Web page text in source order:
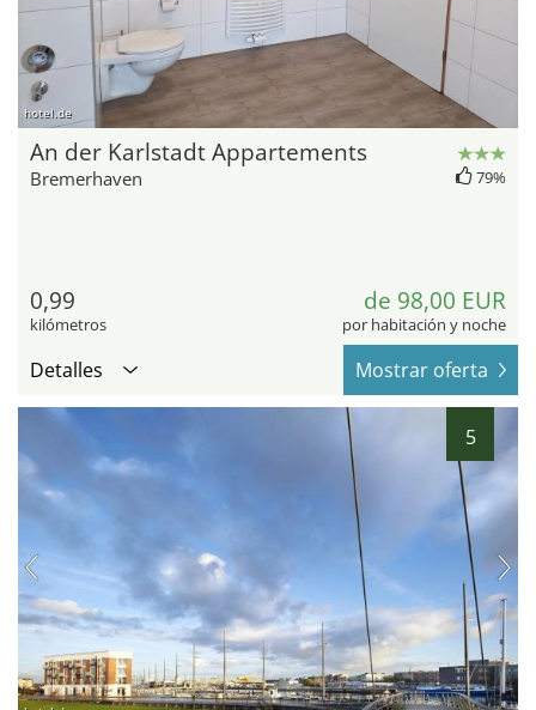
hotel.de
An der Karlstadt Appartements
Bremerhaven 79%
0,99
kilómetros
de 98,00 EUR
por habitación y noche
Detalles Mostrar oferta
5